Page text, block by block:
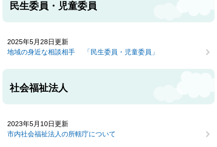
民生委員・児童委員
2025年5月28日更新
地域の身近な相談相手 「民生委員・児童委員」
社会福祉法人
2023年5月10日更新
市内社会福祉法人の所轄庁について